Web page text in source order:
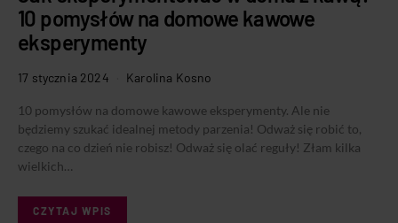
10 pomysłów na domowe kawowe
eksperymenty
17 stycznia 2024 Karolina Kosno
10 pomysłów na domowe kawowe eksperymenty. Ale nie
będziemy szukać idealnej metody parzenia! Odważ się robić to,
czego na co dzień nie robisz! Odważ się olać reguły! Złam kilka
wielkich…
CZYTAJ WPIS